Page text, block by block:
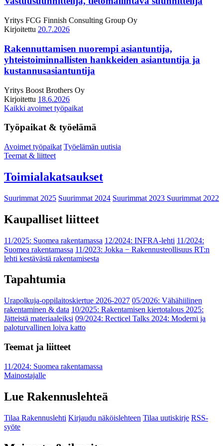
Yritys FCG Finnish Consulting Group Oy
Kirjoitettu 20.7.2026
Rakennuttamisen nuorempi asiantuntija,
yhteistoiminnallisten hankkeiden asiantuntija ja
kustannusasiantuntija
Yritys Boost Brothers Oy
Kirjoitettu 18.6.2026
Kaikki avoimet työpaikat
Työpaikat & työelämä
Avoimet työpaikat Työelämän uutisia
Teemat & liitteet
Toimialakatsaukset
Suurimmat 2025 Suurimmat 2024 Suurimmat 2023 Suurimmat 2022
Kaupalliset liitteet
11/2025: Suomea rakentamassa 12/2024: INFRA-lehti 11/2024:
Suomea rakentamassa 11/2023: Jokka − Rakennusteollisuus RT:n
lehti kestävästä rakentamisesta
Tapahtumia
Urapolkuja-oppilaitoskiertue 2026-2027 05/2026: Vähähiilinen
rakentaminen & data 10/2025: Rakentamisen kiertotalous 2025:
Jätteistä materiaaleiksi 09/2024: Recticel Talks 2024: Moderni ja
paloturvallinen loiva katto
Teemat ja liitteet
11/2024: Suomea rakentamassa
Mainostajalle
Lue Rakennuslehteä
Tilaa Rakennuslehti Kirjaudu näköislehteen Tilaa uutiskirje RSS-
syöte